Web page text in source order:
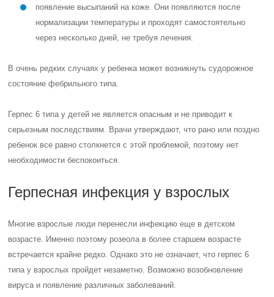
появление высыпаний на коже. Они появляются после
нормализации температуры и проходят самостоятельно
через несколько дней, не требуя лечения.
В очень редких случаях у ребенка может возникнуть судорожное
состояние фебрильного типа.
Герпес 6 типа у детей не является опасным и не приводит к
серьезным последствиям. Врачи утверждают, что рано или поздно
ребенок все равно столкнется с этой проблемой, поэтому нет
необходимости беспокоиться.
Герпесная инфекция у взрослых
Многие взрослые люди перенесли инфекцию еще в детском
возрасте. Именно поэтому розеола в более старшем возрасте
встречается крайне редко. Однако это не означает, что герпес 6
типа у взрослых пройдет незаметно. Возможно возобновление
вируса и появление различных заболеваний.